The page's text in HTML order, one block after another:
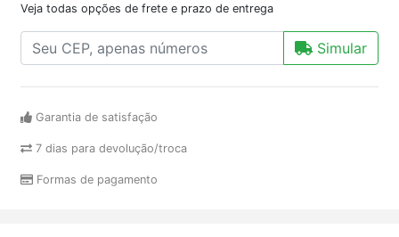
Veja todas opções de frete e prazo de entrega
Simular
Garantia de satisfação
7 dias para devolução/troca
Formas de pagamento